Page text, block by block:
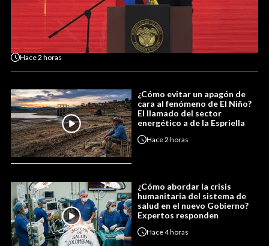
Hace2 horas
¿Cómo evitar un apagón de
cara al fenómeno de El Niño?
El llamado del sector
energético a de la Espriella
Hace2 horas
¿Cómo abordar la crisis
humanitaria del sistema de
salud en el nuevo Gobierno?
Expertos responden
Hace4 horas